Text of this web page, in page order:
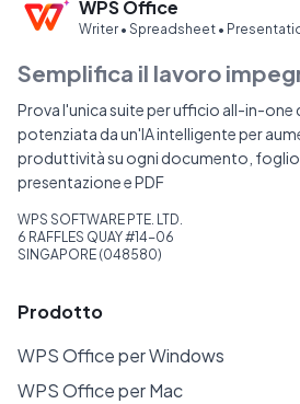
WPS Office
Writer • Spreadsheet •
Semplifica il lavoro
Prova l'unica suite per ufficio all-in-one
potenziata da un'IA intelligente per
produttività su ogni documento, foglio
presentazione e PDF
WPS SOFTWARE PTE. LTD.
6 RAFFLES QUAY #14-06
SINGAPORE (048580)
Prodotto
WPS Office per Windows
WPS Office per Mac